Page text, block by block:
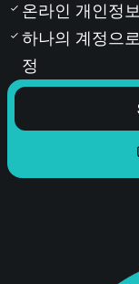
온라인 개인정
하나의 계정으
정